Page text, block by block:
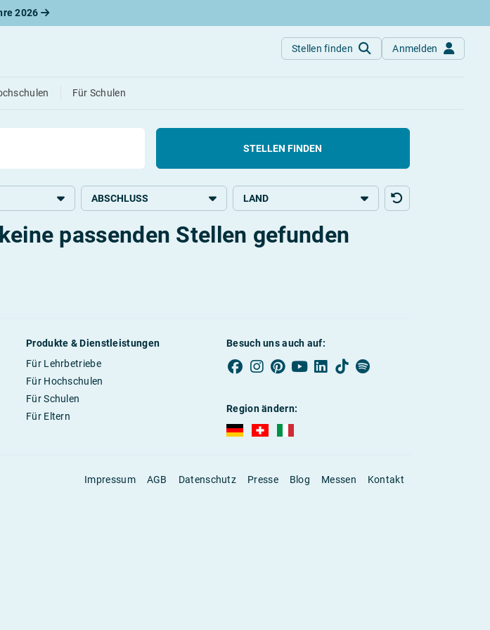
2026
Stellen finden Anmelden
Für Schulen
Stelle finden!
STELLEN FINDEN
ABSCHLUSS LAND
passenden Stellen gefunden
Produkte & Dienstleistungen
Für Lehrbetriebe
Für Hochschulen
Für Schulen
Für Eltern
Besuch uns auch auf:
Region ändern:
AUBI-plus Deutschland (deutsch)
Impressum AGB Datenschutz Presse Blog Messen Kontakt